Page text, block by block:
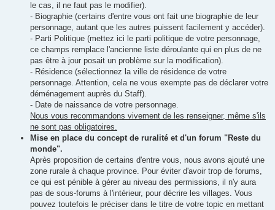
le cas, il ne faut pas le modifier).
- Biographie (certains d'entre vous ont fait une biographie de leur
personnage, autant que les autres puissent facilement y accéder).
- Parti Politique (mettez ici le parti politique de votre personnage,
ce champs remplace l'ancienne liste déroulante qui en plus de ne
pas être à jour posait un problème sur la modification).
- Résidence (sélectionnez la ville de résidence de votre
personnage. Attention, cela ne vous exempte pas de déclarer votre
déménagement auprès du Staff).
- Date de naissance de votre personnage.
Nous vous recommandons vivement de les renseigner, même s'ils
ne sont pas obligatoires.
Mise en place du concept de ruralité et d'un forum "Reste du
monde".
Après proposition de certains d'entre vous, nous avons ajouté une
zone rurale à chaque province. Pour éviter d'avoir trop de forums,
ce qui est pénible à gérer au niveau des permissions, il n'y aura
pas de sous-forums à l'intérieur, pour décrire les villages. Vous
pouvez toutefois le préciser dans le titre de votre topic en mettant